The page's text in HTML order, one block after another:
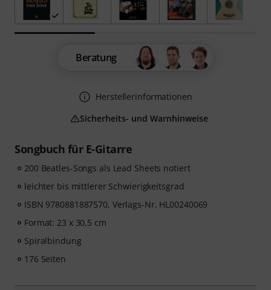
Songbuch für E-Gitarre
200 Beatles-Songs als Lead Sheets notiert
leichter bis mittlerer Schwierigkeitsgrad
ISBN 9780881887570, Verlags-Nr. HL00240069
Format: 23 x 30,5 cm
Spiralbindung
176 Seiten
Beratung
Herstellerinformationen
Sicherheits- und Warnhinweise